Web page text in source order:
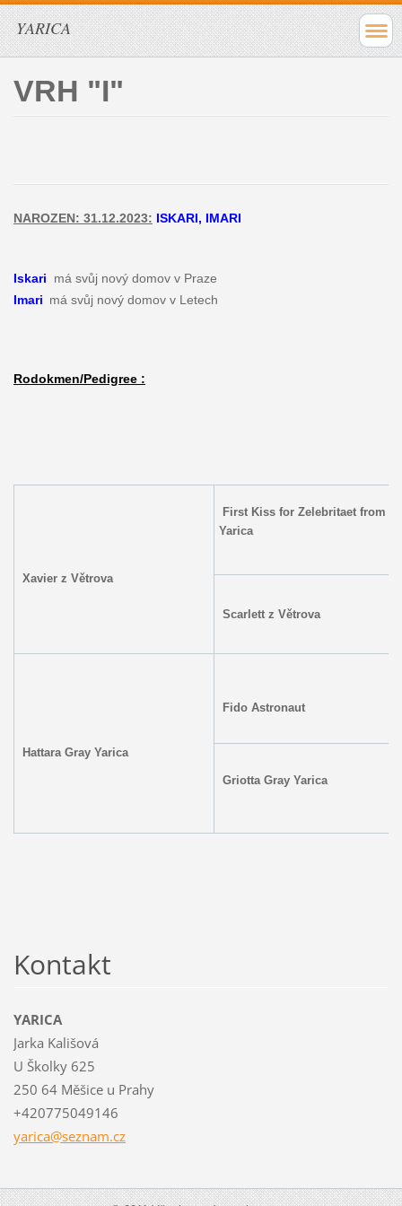
YARICA
VRH "I"
NAROZEN: 31.12.2023: ISKARI, IMARI
Iskari
má svůj nový domov v Praze
Imari má svůj nový domov v Letech
Rodokmen/Pedigree :
Xavier z Větrova
First Kiss for Zelebritaet from
Yarica
Scarlett z Větrova
Hattara Gray Yarica
Fido Astronaut
Griotta Gray Yarica
Kontakt
YARICA
Jarka Kališová
U Školky 625
250 64 Měšice u Prahy
+420775049146
yarica@seznam.cz